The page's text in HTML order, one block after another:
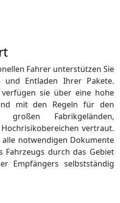
Fahrer unterstützen Sie
und Entladen Ihrer Pakete.
sie über eine hohe
mit den Regeln für den
Fabrikgeländen,
vertraut.
notwendigen Dokumente
Fahrzeugs durch das Gebiet
Empfängers selbstständig